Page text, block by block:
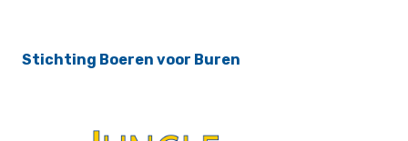
Stichting Boeren voor Buren